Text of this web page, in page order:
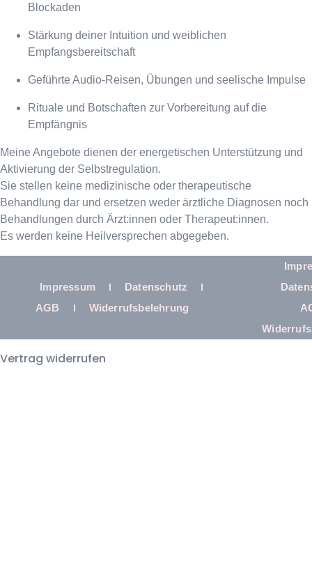
Blockaden
Stärkung deiner Intuition und weiblichen
Empfangsbereitschaft
Geführte Audio-Reisen, Übungen und seelische Impulse
Rituale und Botschaften zur Vorbereitung auf die
Empfängnis
Meine Angebote dienen der energetischen Unterstützung und
Aktivierung der Selbstregulation.
Sie stellen keine medizinische oder therapeutische
Behandlung dar und ersetzen weder ärztliche Diagnosen noch
Behandlungen durch Ärzt:innen oder Therapeut:innen.
Es werden keine Heilversprechen abgegeben.
Impressum
Datenschutz
AGB
Widerrufsbelehrung
Vertrag widerrufen